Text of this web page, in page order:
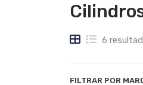
6
FILTRAR POR